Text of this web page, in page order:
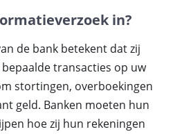
in?
de bank betekent dat zij
transacties op uw
stortingen, overboekingen
geld. Banken moeten hun
hoe zij hun rekeningen